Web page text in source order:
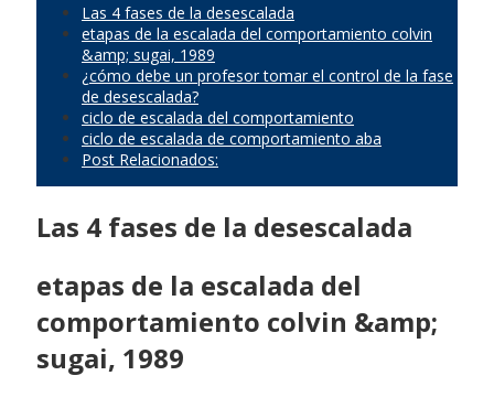
Las 4 fases de la desescalada
etapas de la escalada del comportamiento colvin
&amp; sugai, 1989
¿cómo debe un profesor tomar el control de la fase
de desescalada?
ciclo de escalada del comportamiento
ciclo de escalada de comportamiento aba
Post Relacionados:
Las 4 fases de la desescalada
etapas de la escalada del
comportamiento colvin &amp;
sugai, 1989